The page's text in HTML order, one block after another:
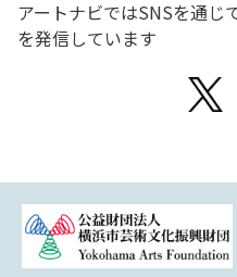
アートナビではSNSを通じ
を発信しています